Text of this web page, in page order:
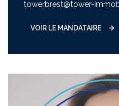
towerbrest@tower-
VOIR LE MANDATAIRE